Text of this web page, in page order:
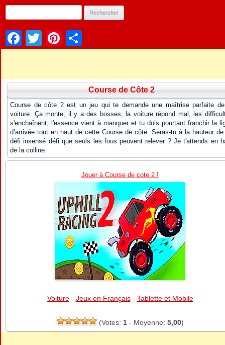
Facebook
TwitterPinterest
Course de Côte 2
Course de côte 2 est un jeu qui te demande une maîtrise parfaite
voiture. Ça monte, il y a des bosses, la voiture répond mal, les
s'enchaînent, l'essence vient à manquer et tu dois pourtant franchir la
d’arrivée tout en haut de cette Course de côte. Seras-tu à la hauteur
défi insensé défi que seuls les fous peuvent relever ? Je t'attends en
de la colline.
Jouer à Course de cote 2 !
Voiture- Jeux en Français- Tablette et Mobile
(Votes: 1- Moyenne: 5,00)